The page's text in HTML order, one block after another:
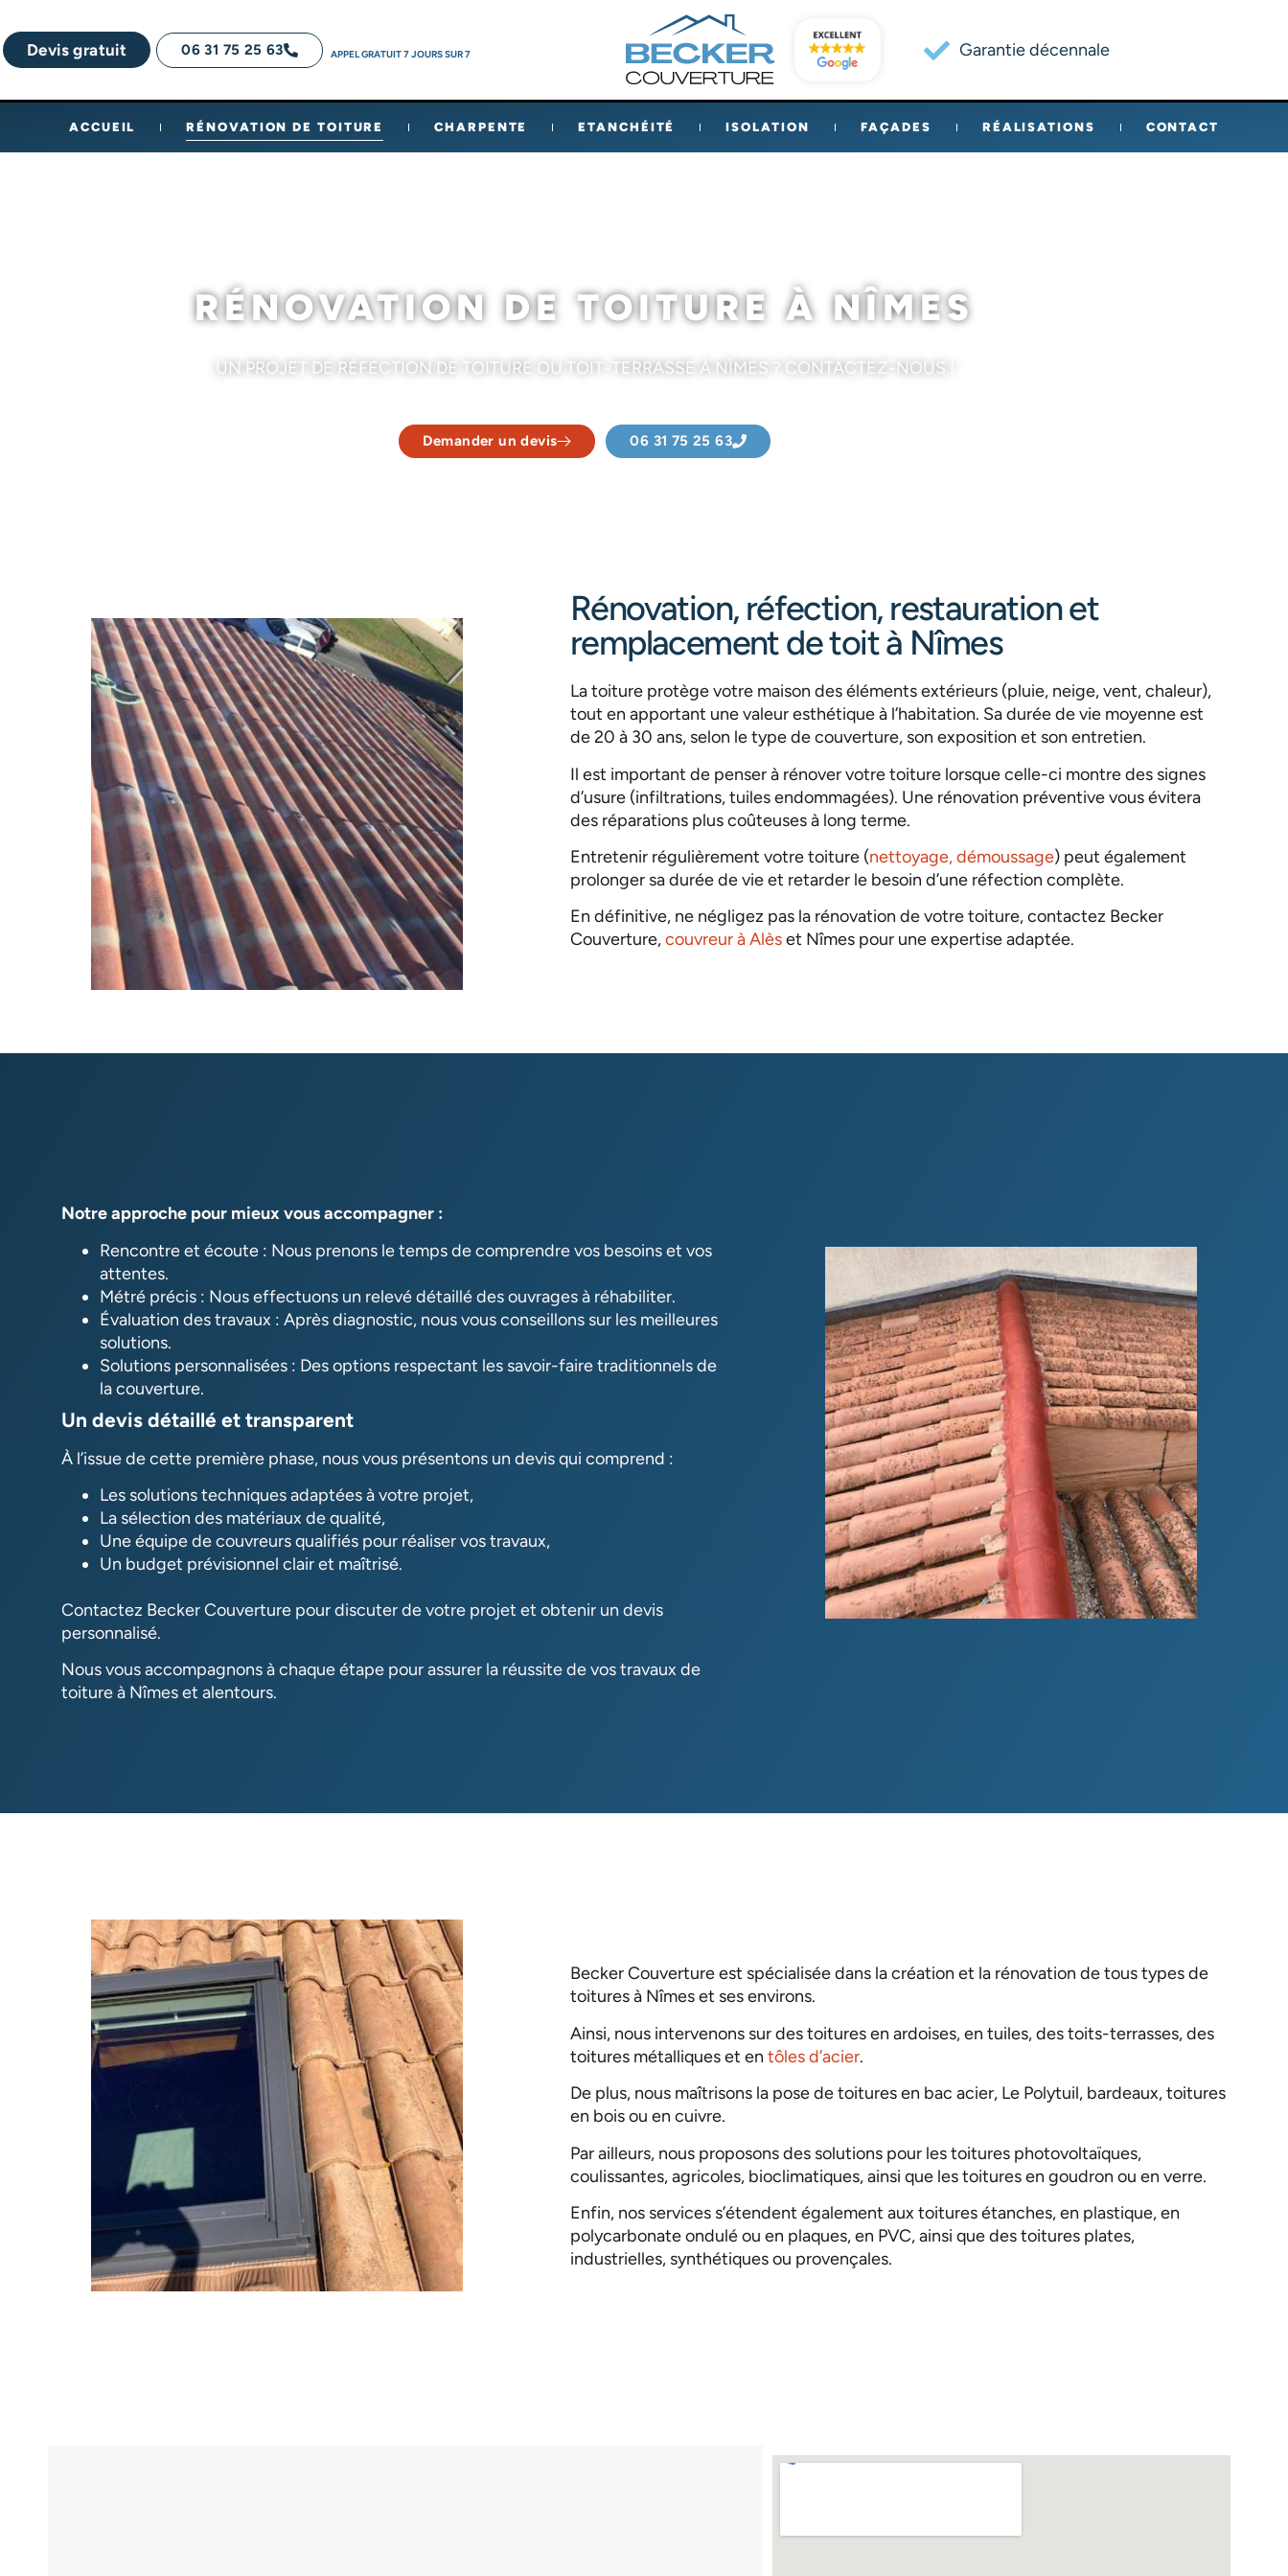
Devis gratuit 06 31 75 25 63 APPEL GRATUIT 7 JOURS SUR 7 Garantie décennale
ACCUEIL RÉNOVATION DE TOITURE CHARPENTE ETANCHÉITÉ ISOLATION FAÇADES RÉALISATIONS CONTACT
RÉNOVATION DE TOITURE À NÎMES
UN PROJET DE RÉFECTION DE TOITURE OU TOIT-TERRASSE À NÎMES ? CONTACTEZ-NOUS !
Demander un devis 06 31 75 25 63
Rénovation, réfection, restauration et
remplacement de toit à Nîmes
La toiture protège votre maison des éléments extérieurs (pluie, neige, vent, chaleur),
tout en apportant une valeur esthétique à l’habitation. Sa durée de vie moyenne est
de 20 à 30 ans, selon le type de couverture, son exposition et son entretien.
Il est important de penser à rénover votre toiture lorsque celle-ci montre des signes
d’usure (infiltrations, tuiles endommagées). Une rénovation préventive vous évitera
des réparations plus coûteuses à long terme.
Entretenir régulièrement votre toiture (nettoyage, démoussage) peut également
prolonger sa durée de vie et retarder le besoin d’une réfection complète.
En définitive, ne négligez pas la rénovation de votre toiture, contactez Becker
Couverture,couvreur à Alèset Nîmes pour une expertise adaptée.
Notre approche pour mieux vous accompagner :
Rencontre et écoute : Nous prenons le temps de comprendre vos besoins et vos
attentes.
Métré précis : Nous effectuons un relevé détaillé des ouvrages à réhabiliter.
Évaluation des travaux : Après diagnostic, nous vous conseillons sur les meilleures
solutions.
Solutions personnalisées : Des options respectant les savoir-faire traditionnels de
la couverture.
Un devis détaillé et transparent
À l’issue de cette première phase, nous vous présentons un devis qui comprend :
Les solutions techniques adaptées à votre projet,
La sélection des matériaux de qualité,
Une équipe de couvreurs qualifiés pour réaliser vos travaux,
Un budget prévisionnel clair et maîtrisé.
Contactez Becker Couverture pour discuter de votre projet et obtenir un devis
personnalisé.
Nous vous accompagnons à chaque étape pour assurer la réussite de vos travaux de
toiture à Nîmes et alentours.
Becker Couverture est spécialisée dans la création et la rénovation de tous types de
toitures à Nîmes et ses environs.
Ainsi, nous intervenons sur des toitures en ardoises, en tuiles, des toits-terrasses, des
toitures métalliques et en tôles d’acier.
De plus, nous maîtrisons la pose de toitures en bac acier, Le Polytuil, bardeaux, toitures
en bois ou en cuivre.
Par ailleurs, nous proposons des solutions pour les toitures photovoltaïques,
coulissantes, agricoles, bioclimatiques, ainsi que les toitures en goudron ou en verre.
Enfin, nos services s’étendent également aux toitures étanches, en plastique, en
polycarbonate ondulé ou en plaques, en PVC, ainsi que des toitures plates,
industrielles, synthétiques ou provençales.